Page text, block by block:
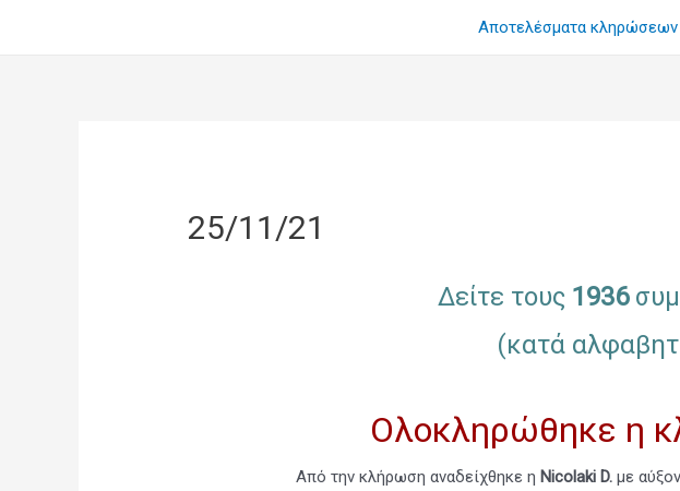
Αποτελέσματα κληρώσεων
25/11/21
Δείτε τους 1936
(κατά
Ολοκληρώθηκε η
Από την κλήρωση αναδείχθηκε η Nicolaki D. με